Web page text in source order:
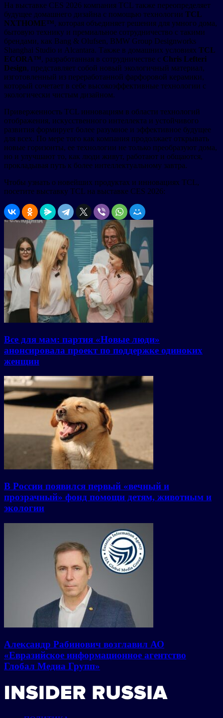
На выставке CES 2026 компания TCL также переопределяет
будущее домашнего дизайна с помощью технологии TCL
NXTHOME™, которая объединяет решения для умного дома,
бытовую технику и премиальное сотрудничество с такими
брендами, как Bang & Olufsen, BMW Group Designworks
Shanghai Studio и Alcantara. Также в домашних условиях TCL
ECORA™, разработанная в сотрудничестве с Chris Lefteri
Design, представляет собой новый экологичный материал,
изготовленный из переработанной фарфоровой керамики,
который сочетает в себе высокоэффективные технологии с
экологически чистым дизайном.
Приверженность TCL инновациям в области технологий
отображения, искусственного интеллекта и устойчивого
развития формирует более разумное и эффективное будущее
для всех. По мере того как компания продолжает открывать
новые горизонты, ее технологии не только преобразуют дома,
но и улучшают то, как люди живут, работают и общаются,
прокладывая путь к более интеллектуальному завтра.
Чтобы узнать о новейших продуктах и инновациях TCL,
посетите выставку TCL на выставке CES 2026:
Все для мам: партия «Новые люди»
анонсировала проект по поддержке одиноких
женщин
В России появился первый «вечный и
прозрачный» фонд помощи детям, животным и
экологии
Александр Рабинович возглавил АО
«Евразийское информационное агентство
Глобал Медиа Групп»